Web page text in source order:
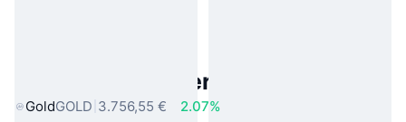
Beliebte reale Vermögenswerte
GoldGOLD 3.756,55 €
2.07%